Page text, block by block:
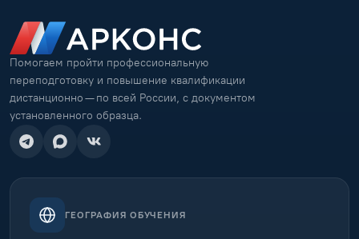
Помогаем пройти профессиональную
переподготовку и повышение квалификации
дистанционно — по всей России, с документом
установленного образца.
ГЕОГРАФИЯ ОБУЧЕНИЯ